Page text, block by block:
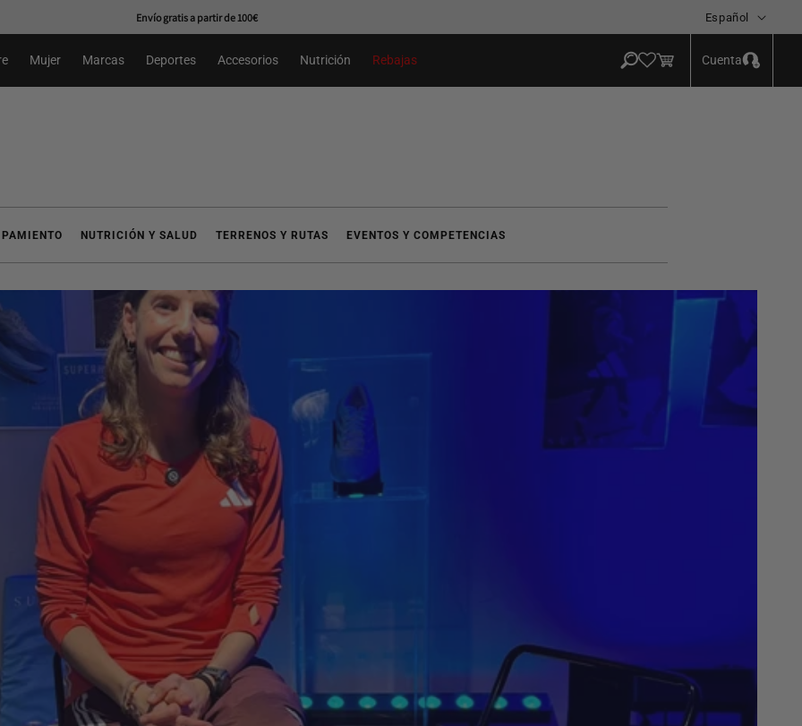
Primer cambio gratuíto* Español
Mujer Marcas Deportes Accesorios Nutrición Rebajas Carrito Cuenta
Iniciar
sesión
NUTRICIÓN Y SALUD TERRENOS Y RUTAS EVENTOS Y COMPETENCIAS